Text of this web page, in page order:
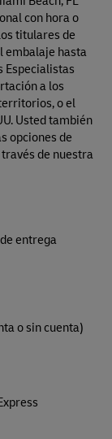
con hora o
titulares de
embalaje hasta
Especialistas
a los
o el
Usted también
opciones de
de nuestra
entrega
o sin cuenta)